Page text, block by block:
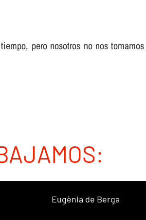
pero nosotros no nos
Eugènia de Berga